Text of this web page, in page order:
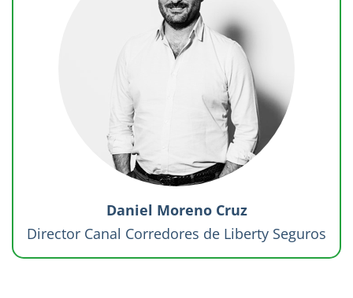
Daniel Moreno Cruz
Director Canal Corredores de Liberty Seguros